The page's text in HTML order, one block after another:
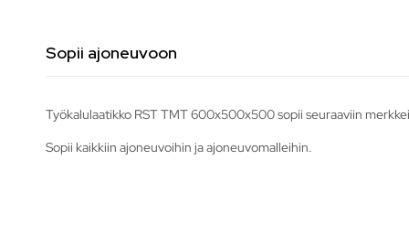
Sopii ajoneuvoon
Työkalulaatikko RST TMT 600x500x500 sopii seuraaviin
Sopii kaikkiin ajoneuvoihin ja ajoneuvomalleihin.